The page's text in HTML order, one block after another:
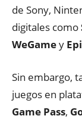
de Sony,
digitales como
WeGamey
Sin embargo,
juegos en
Game Pass,